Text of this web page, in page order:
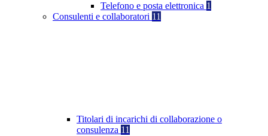
Telefono e posta elettronica 1
Consulenti e collaboratori 11
Titolari di incarichi di collaborazione o
consulenza 11